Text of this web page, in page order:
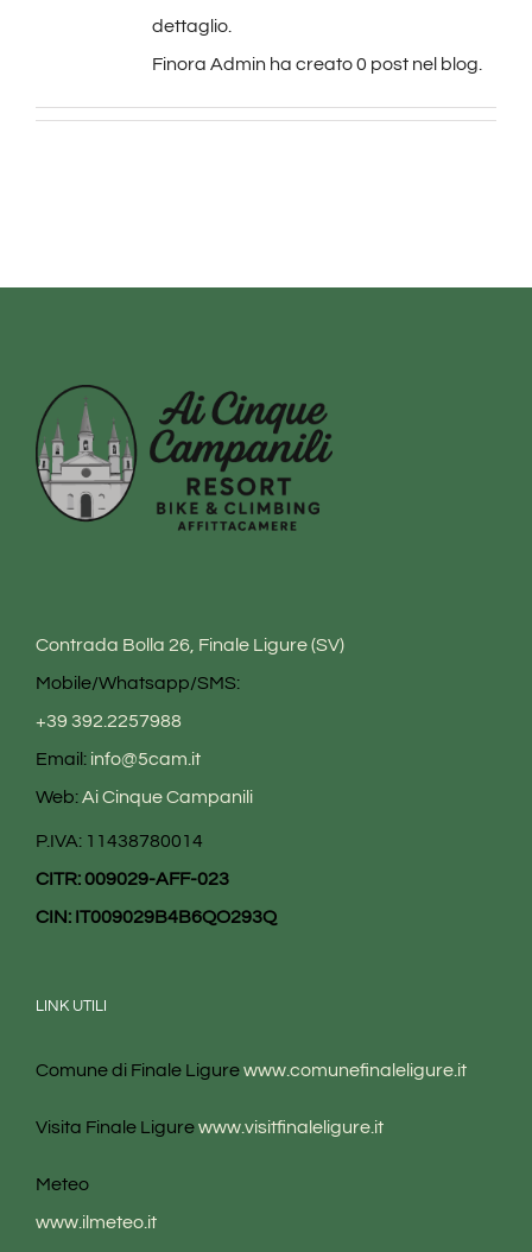
dettaglio.
Finora Admin ha creato 0 post nel blog.
Contrada Bolla 26, Finale Ligure (SV)
Mobile/Whatsapp/SMS:
+39 392.2257988
Email: info@5cam.it
Web:Ai Cinque Campanili
P.IVA: 11438780014
CITR: 009029-AFF-023
CIN: IT009029B4B6QO293Q
LINK UTILI
Comune di Finale Ligurewww.comunefinaleligure.it
Visita Finale Ligurewww.visitfinaleligure.it
Meteo
www.ilmeteo.it